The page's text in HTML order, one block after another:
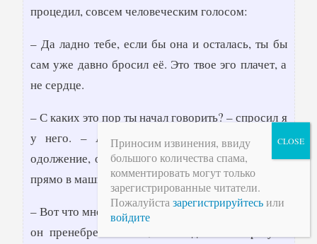
процедил, совсем человеческим голосом:
– Да ладно тебе, если бы она и осталась, ты бы
сам уже давно бросил её. Это твое эго плачет, а
не сердце.
– С каких это пор ты начал говорить? – спросил я
у него. – А если уж говоришь, то сделай
одолжение, объясни, чего это ты вдруг наделал
прямо в машине?
– Вот что мне в тебе нравится, Алекс, – процедил
он пренебрежительно, – всегда-то ты сразу о
Приносим извинения, ввиду
большого количества спама,
комментировать могут только
зарегистрированные читатели.
Пожалуйста зарегистрируйтесьили
войдите